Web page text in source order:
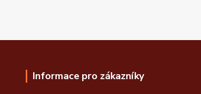
Informace pro zákazníky